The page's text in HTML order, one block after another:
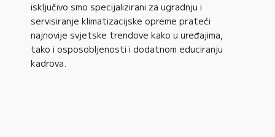
isključivo smo specijalizirani za ugradnju i
servisiranje klimatizacijske opreme prateći
najnovije svjetske trendove kako u uređajima,
tako i osposobljenosti i dodatnom educiranju
kadrova.